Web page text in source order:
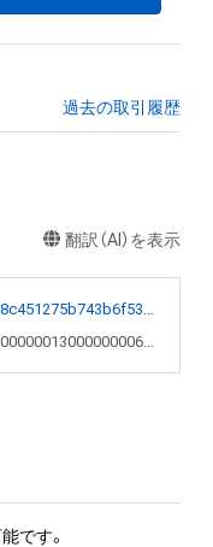
過去の取引履歴
翻訳（AI）を表示
0x0000000000010000001300000000604d
です。